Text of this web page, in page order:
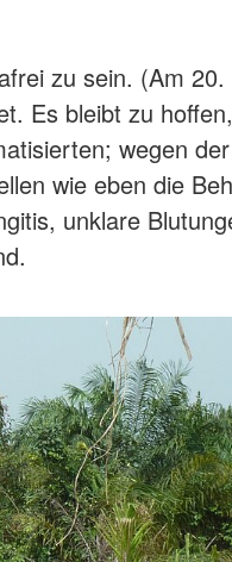
zu sein. (Am
Es bleibt zu
wegen der
wie eben die
unklare